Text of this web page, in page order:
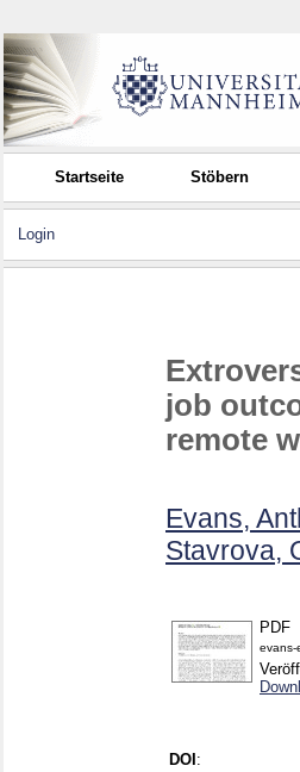
Startseite Stöbern
Login
job
remote
Evans,
Stavrova,
PDF
evans-
DOI :